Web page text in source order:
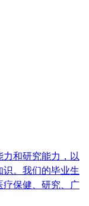
和研究能力，以
。我们的毕业生
保健、研究、广